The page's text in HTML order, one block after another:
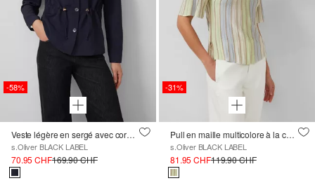
-58%
Veste légère en sergé avec cordon de serrage à la taille
s.Oliver BLACK LABEL
70.95 CHF169.90 CHF
-31%
Pull en maille multicolore à la coupe décontractée avec fil métallique
s.Oliver BLACK LABEL
81.95 CHF119.90 CHF